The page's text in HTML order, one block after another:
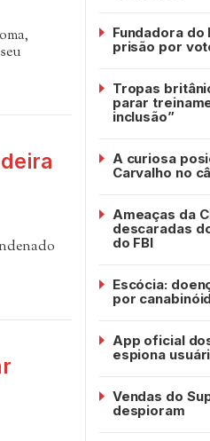
Fundadora do
prisão por
Tropas
parar
inclusão”
A curiosa
Carvalho no
Ameaças da
descaradas
do FBI
Escócia:
por
App oficial
espiona
Vendas do
despioram